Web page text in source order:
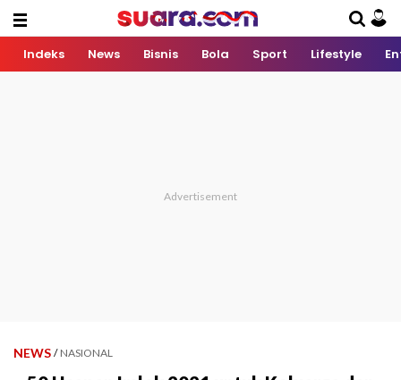
Indeks News Bisnis Bola Sport Lifestyle
NEWS / NASIONAL